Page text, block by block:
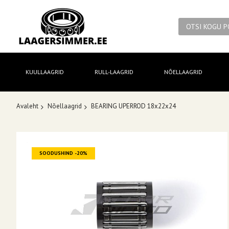
KUULLAAGRID RULL-LAAGRID NÕELLAAGRID
Avaleht Nõellaagrid BEARING UPERROD 18x22x24
Skip
SOODUSHIND -20%